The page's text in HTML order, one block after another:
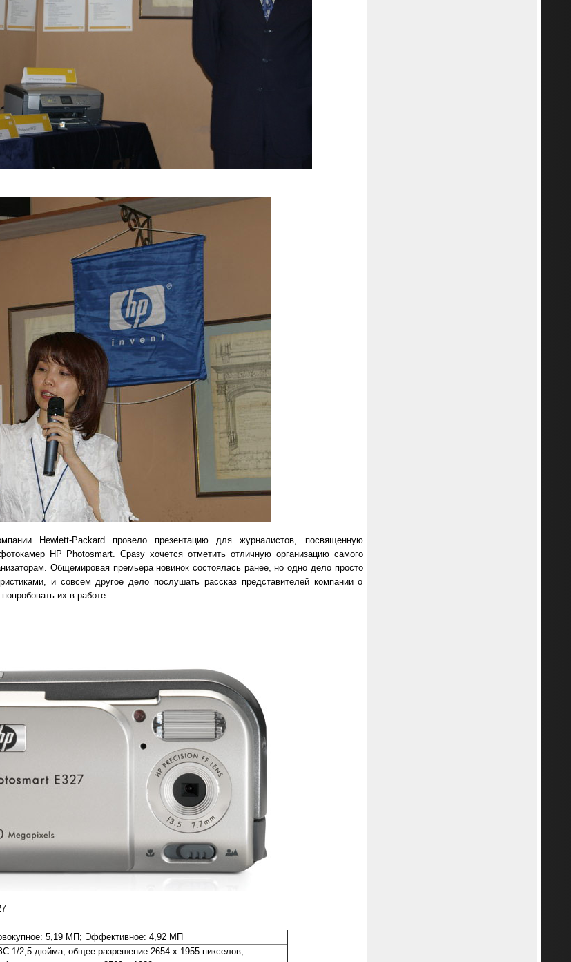
Hewlett-Packard провело презентацию для журналистов, посвященную
HP Photosmart. Сразу хочется отметить отличную организацию самого
Общемировая премьера новинок состоялась ранее, но одно дело просто
и совсем другое дело послушать рассказ представителей компании о
их в работе.
5,19 МП; Эффективное: 4,92 МП
1/2,5 дюйма; общее разрешение 2654 x 1955 пикселов;